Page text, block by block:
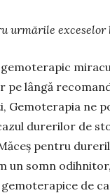
urmările exceselor
pe lângă
Gemoterapia ne
durerilor de
pentru
un somn
de